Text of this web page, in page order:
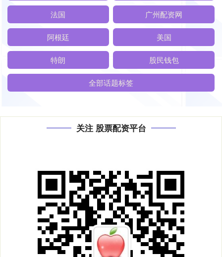
法国 广州配资网
阿根廷 美国
特朗 股民钱包
全部话题标签
关注 股票配资平台